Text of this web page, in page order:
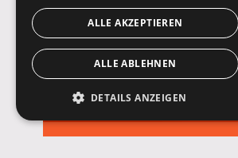
Kontakt
Supporten
Impressum
ALLE AKZEPTIEREN
ALLE ABLEHNEN
DETAILS ANZEIGEN